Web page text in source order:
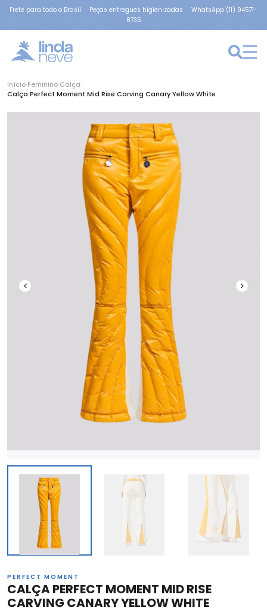
Frete para todo o Brasil · Peças entregues higienizadas · WhatsApp (11) 94571-
8735
Início Feminino Calça
Calça Perfect Moment Mid Rise Carving Canary Yellow White
PERFECT MOMENT
CALÇA PERFECT MOMENT MID RISE
CARVING CANARY YELLOW WHITE